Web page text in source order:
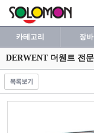
카테고리 장
DERWENT 더웬트 전